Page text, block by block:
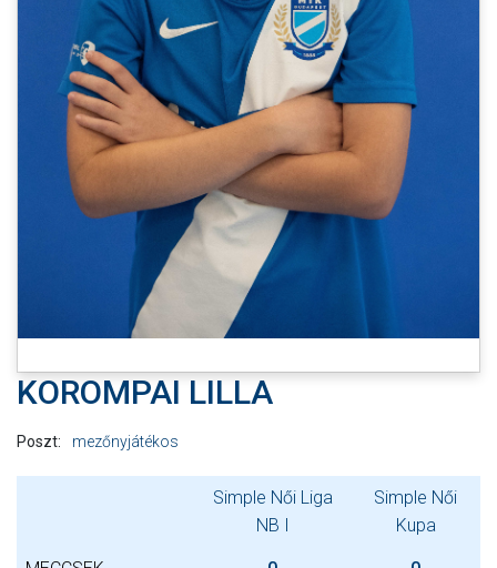
GALÉRIA
SZURKOLÓI ÉLMÉNYEK
SAJTÓ
KOROMPAI LILLA
Poszt: mezőnyjátékos
Simple Női Liga
NB I
Simple Női
Kupa